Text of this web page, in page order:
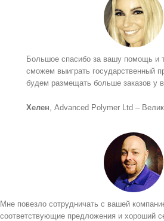
Большое спасибо за вашу помощь и
сможем выиграть государственный
будем размещать больше заказов у
Хелен, Advanced Polymer Ltd –
Мне повезло сотрудничать с вашей
соответствующие предложения и хороший